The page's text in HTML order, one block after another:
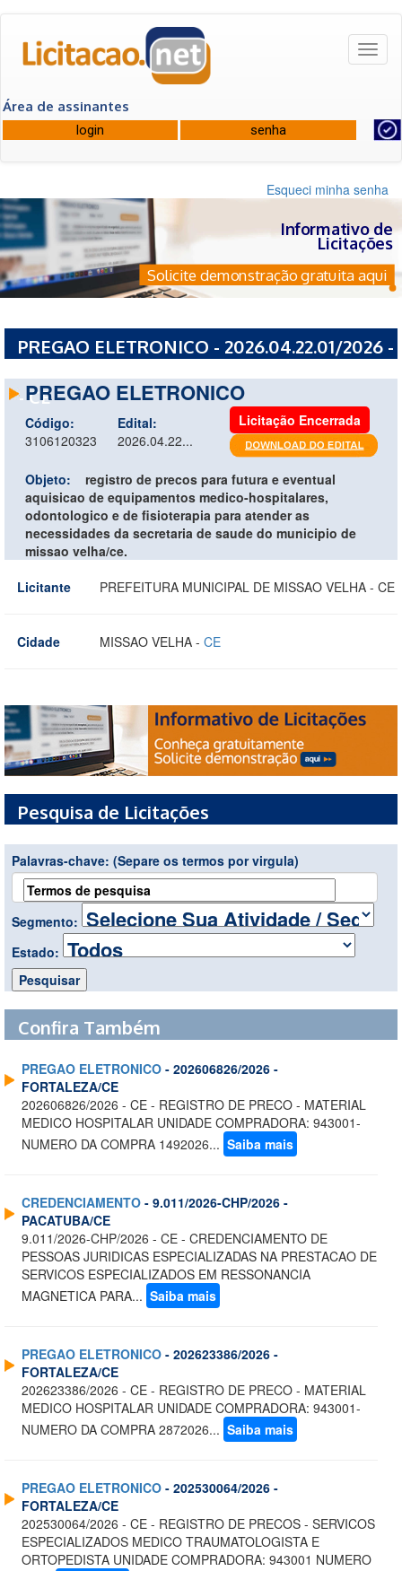
Área de assinantes
Esqueci minha senha
Informativo de
Licitações
Solicite demonstração gratuita aqui
PREGAO ELETRONICO - 2026.04.22.01/2026 -
- CE
PREGAO ELETRONICO
Código:
3106120323
Edital:
2026.04.22...
Licitação Encerrada
Objeto:
registro de precos para futura e eventual
aquisicao de equipamentos medico-hospitalares,
odontologico e de fisioterapia para atender as
necessidades da secretaria de saude do municipio de
missao velha/ce.
Licitante
PREFEITURA MUNICIPAL DE MISSAO VELHA - CE
Cidade MISSAO VELHA - CE
Pesquisa de Licitações
Palavras-chave: (Separe os termos por virgula)
Segmento:
Estado:
Confira Também
PREGAO ELETRONICO - 202606826/2026 -
FORTALEZA/CE
202606826/2026 - CE - REGISTRO DE PRECO - MATERIAL
MEDICO HOSPITALAR UNIDADE COMPRADORA: 943001-
NUMERO DA COMPRA 1492026... Saiba mais
CREDENCIAMENTO - 9.011/2026-CHP/2026 -
PACATUBA/CE
9.011/2026-CHP/2026 - CE - CREDENCIAMENTO DE
PESSOAS JURIDICAS ESPECIALIZADAS NA PRESTACAO DE
SERVICOS ESPECIALIZADOS EM RESSONANCIA
MAGNETICA PARA... Saiba mais
PREGAO ELETRONICO - 202623386/2026 -
FORTALEZA/CE
202623386/2026 - CE - REGISTRO DE PRECO - MATERIAL
MEDICO HOSPITALAR UNIDADE COMPRADORA: 943001-
NUMERO DA COMPRA 2872026... Saiba mais
PREGAO ELETRONICO - 202530064/2026 -
FORTALEZA/CE
202530064/2026 - CE - REGISTRO DE PRECOS - SERVICOS
ESPECIALIZADOS MEDICO TRAUMATOLOGISTA E
ORTOPEDISTA UNIDADE COMPRADORA: 943001 NUMERO